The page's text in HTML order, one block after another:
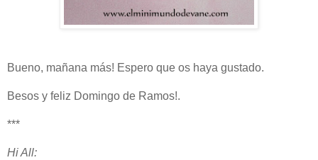
Bueno, mañana más! Espero que os haya gustado.
Besos y feliz Domingo de Ramos!.
***
Hi All: